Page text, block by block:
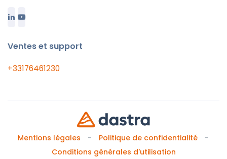
Ventes et support
+33176461230
Mentions légales
Politique de confidentialité
Conditions générales d'utilisation